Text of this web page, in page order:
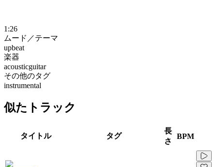
1:26
ムード／テーマ
upbeat
楽器
acousticguitar
その他のタグ
instrumental
似たトラック
タイトル タグ
長
さ
BPM